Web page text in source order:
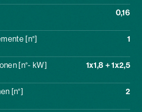
0,16
[n°] 1
[n°- kW] 1x1,8 + 1x2,5
[n°] 2